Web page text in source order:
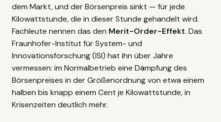
dem Markt, und der Börsenpreis sinkt — für jede
Kilowattstunde, die in dieser Stunde gehandelt wird.
Fachleute nennen das den Merit-Order-Effekt. Das
Fraunhofer-Institut für System- und
Innovationsforschung (ISI) hat ihn über Jahre
vermessen: im Normalbetrieb eine Dämpfung des
Börsenpreises in der Größenordnung von etwa einem
halben bis knapp einem Cent je Kilowattstunde, in
Krisenzeiten deutlich mehr.